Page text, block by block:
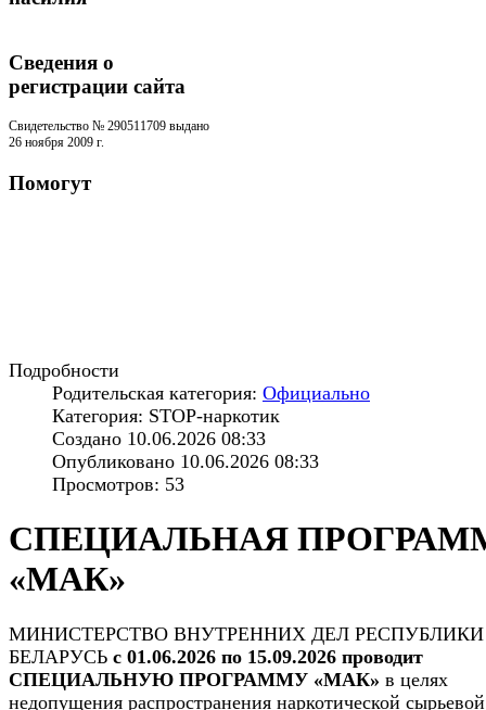
Сведения о
регистрации cайта
Свидетельство № 290511709 выдано
26 ноября 2009 г.
Помогут
Подробности
Родительская категория: Официально
Категория: STOP-наркотик
Создано 10.06.2026 08:33
Опубликовано 10.06.2026 08:33
Просмотров: 53
СПЕЦИАЛЬНАЯ
«МАК»
МИНИСТЕРСТВО ВНУТРЕННИХ ДЕЛ РЕСПУБЛИКИ
БЕЛАРУСЬ с 01.06.2026 по 15.09.2026 проводит
СПЕЦИАЛЬНУЮ ПРОГРАММУ «МАК» в целях
недопущения распространения наркотической сырьевой